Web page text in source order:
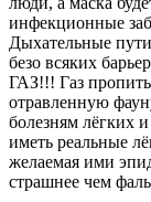
инфекционные
Дыхательные
безо всяких
ГАЗ!!! Газ
отравленную
болезням лёгких
иметь реальные
желаемая ими
страшнее чем